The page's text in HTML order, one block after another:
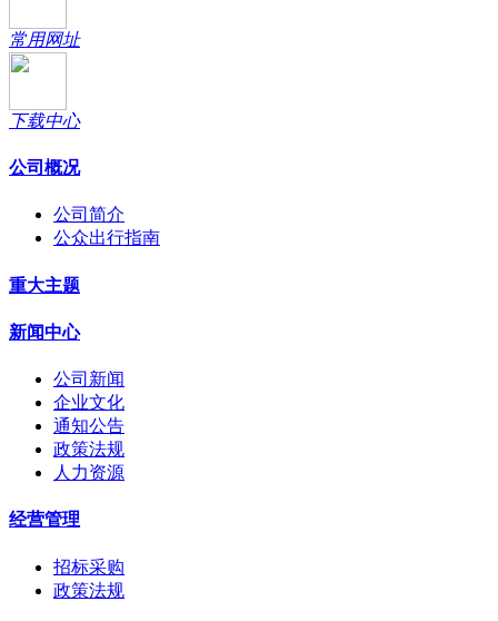
常用网址
下载中心
公司概况
公司简介
公众出行指南
重大主题
新闻中心
公司新闻
企业文化
通知公告
政策法规
人力资源
经营管理
招标采购
政策法规